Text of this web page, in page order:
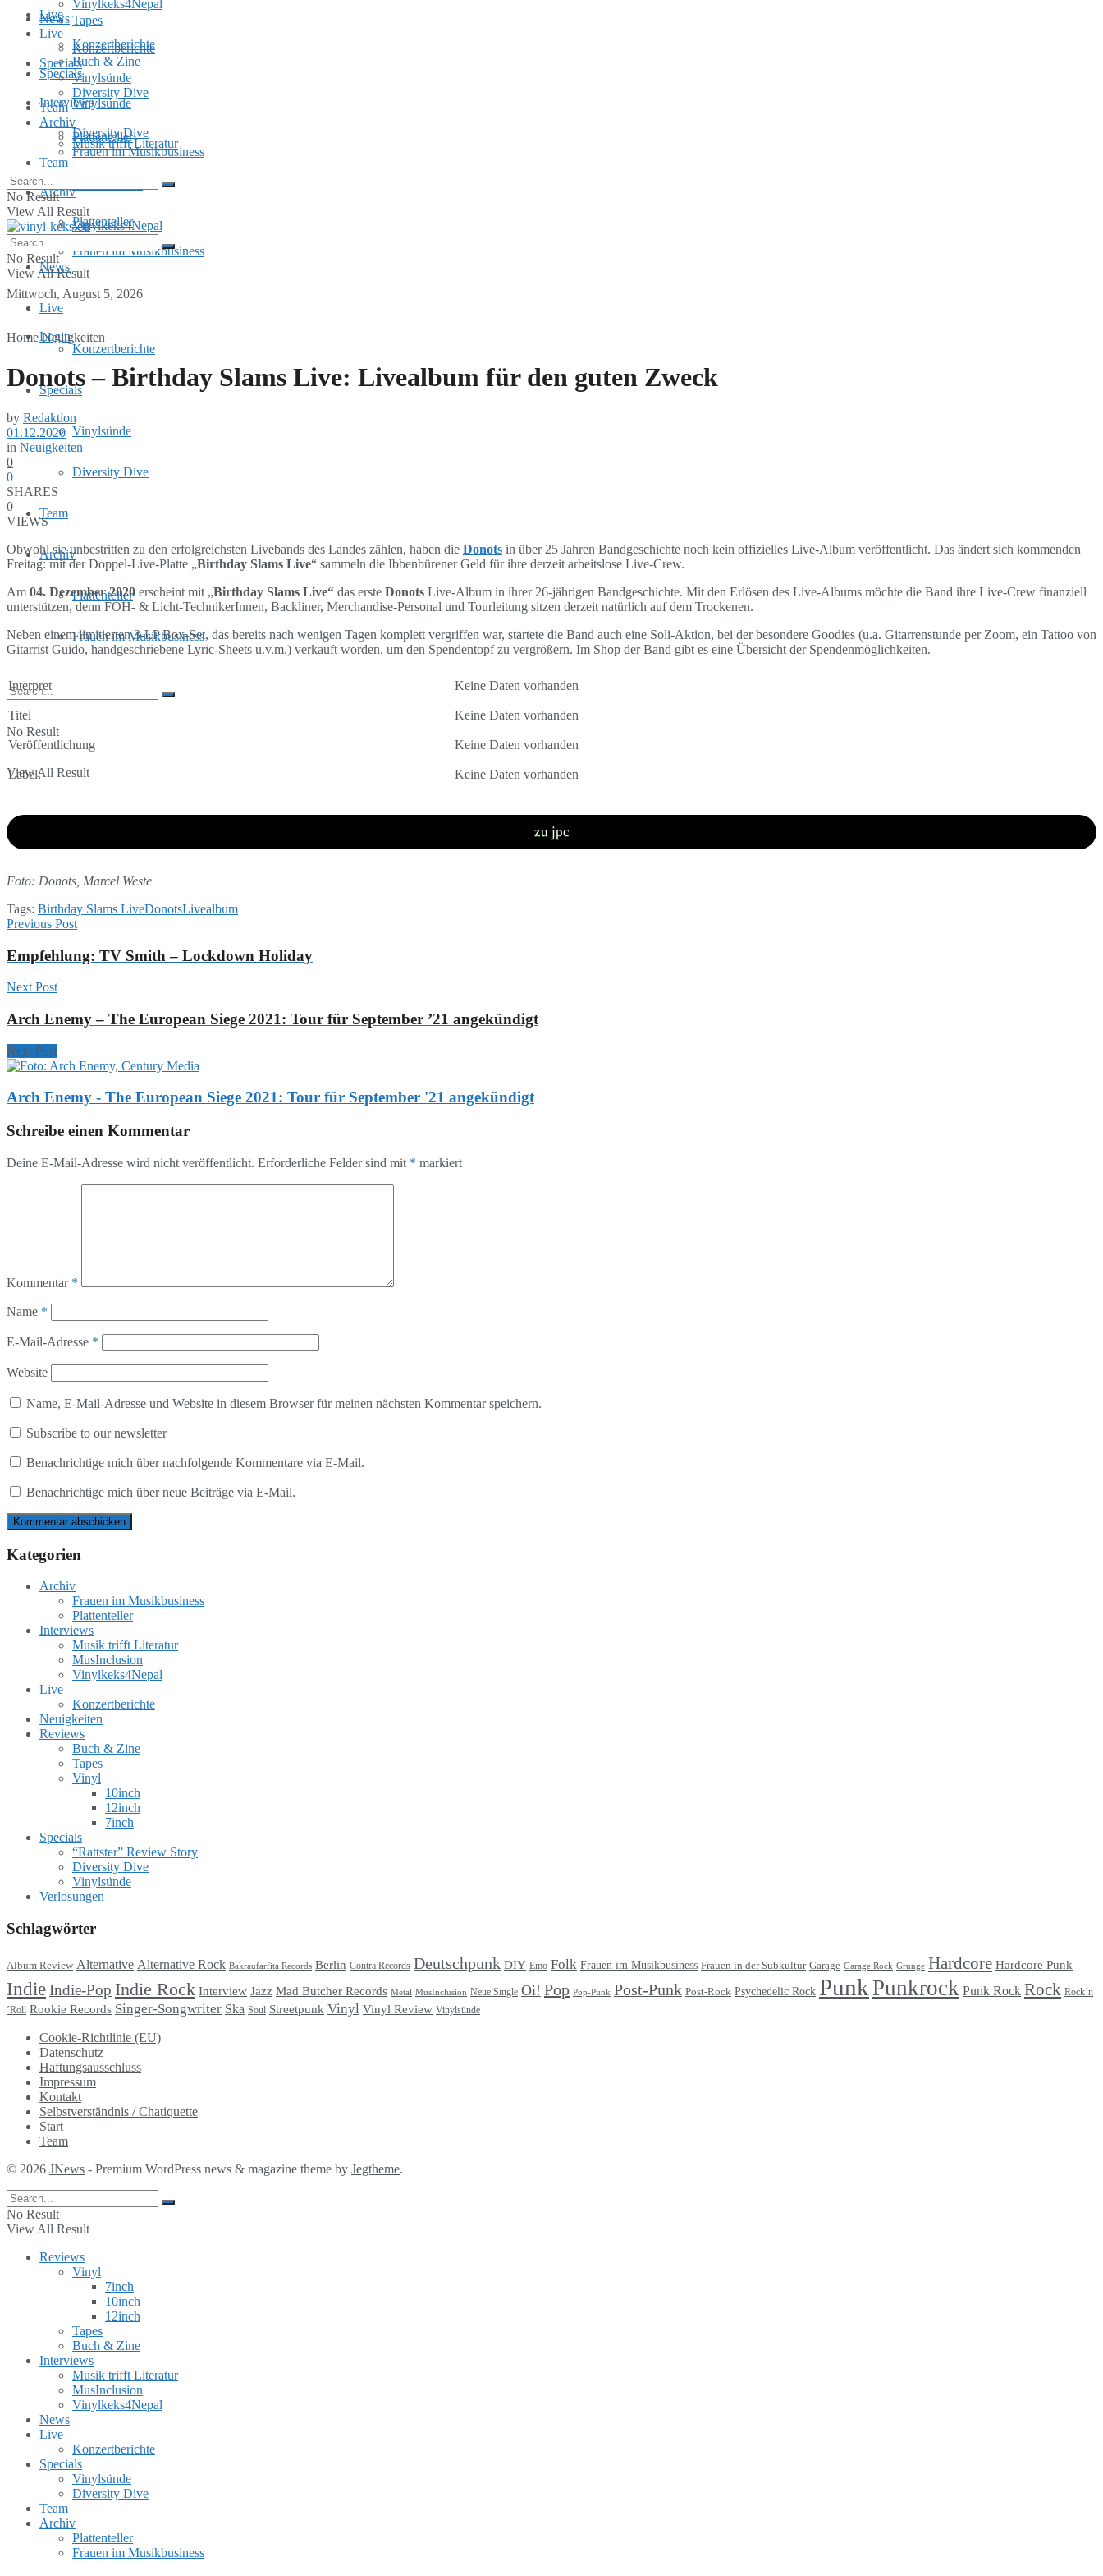
Live
Konzertberichte
Specials
Vinylsünde
Diversity Dive
Team
Archiv
Plattenteller
Frauen im Musikbusiness
Mittwoch, August 5, 2026
Login
Tapes
Buch & Zine
Interviews
Musik trifft Literatur
Vinylkeks4Nepal
News
Live
Konzertberichte
Specials
Vinylsünde
Diversity Dive
Team
Archiv
Plattenteller
Frauen im Musikbusiness
No Result
View All Result
Vinylkeks4Nepal
News
Live
Konzertberichte
Specials
Vinylsünde
Diversity Dive
Team
Archiv
Plattenteller
Frauen im Musikbusiness
No Result
View All Result
No Result
View All Result
Home Neuigkeiten
Donots – Birthday Slams Live: Livealbum für den guten Zweck
by Redaktion
01.12.2020
in Neuigkeiten
0
0
SHARES
0
VIEWS
Obwohl sie unbestritten zu den erfolgreichsten Livebands des Landes zählen, haben die Donots in über 25 Jahren Bandgeschichte noch kein offizielles Live-Album veröffentlicht. Das ändert sich kommenden
Freitag: mit der Doppel-Live-Platte „Birthday Slams Live“ sammeln die Ibbenbürener Geld für ihre derzeit arbeitslose Live-Crew.
Am 04. Dezember 2020 erscheint mit „Birthday Slams Live“ das erste Donots Live-Album in ihrer 26-jährigen Bandgeschichte. Mit den Erlösen des Live-Albums möchte die Band ihre Live-Crew finanziell
unterstützen, denn FOH- & Licht-TechnikerInnen, Backliner, Merchandise-Personal und Tourleitung sitzen derzeit natürlich auf dem Trockenen.
Neben einem limitierten 3-LP Box-Set, das bereits nach wenigen Tagen komplett vergriffen war, startete die Band auch eine Soli-Aktion, bei der besondere Goodies (u.a. Gitarrenstunde per Zoom, ein Tattoo von
Gitarrist Guido, handgeschriebene Lyric-Sheets u.v.m.) verkauft worden, um den Spendentopf zu vergrößern. Im Shop der Band gibt es eine Übersicht der Spendenmöglichkeiten.
Interpret Keine Daten vorhanden
Titel Keine Daten vorhanden
Veröffentlichung Keine Daten vorhanden
Label: Keine Daten vorhanden
zu jpc
Foto: Donots, Marcel Weste
Tags: Birthday Slams LiveDonotsLivealbum
Previous Post
Empfehlung: TV Smith – Lockdown Holiday
Next Post
Arch Enemy – The European Siege 2021: Tour für September ’21 angekündigt
Next Post
Arch Enemy - The European Siege 2021: Tour für September '21 angekündigt
Schreibe einen Kommentar
Deine E-Mail-Adresse wird nicht veröffentlicht. Erforderliche Felder sind mit * markiert
Kommentar *
Name *
E-Mail-Adresse *
Website
Name, E-Mail-Adresse und Website in diesem Browser für meinen nächsten Kommentar speichern.
Subscribe to our newsletter
Benachrichtige mich über nachfolgende Kommentare via E-Mail.
Benachrichtige mich über neue Beiträge via E-Mail.
Kategorien
Archiv
Frauen im Musikbusiness
Plattenteller
Interviews
Musik trifft Literatur
MusInclusion
Vinylkeks4Nepal
Live
Konzertberichte
Neuigkeiten
Reviews
Buch & Zine
Tapes
Vinyl
10inch
12inch
7inch
Specials
“Rattster” Review Story
Diversity Dive
Vinylsünde
Verlosungen
Schlagwörter
Album Review Alternative Alternative Rock Bakraufarfita Records Berlin Contra Records Deutschpunk DIY Emo Folk Frauen im Musikbusiness Frauen in der Subkultur Garage Garage Rock Grunge Hardcore Hardcore Punk
IndieIndie-Pop Indie Rock Interview Jazz Mad Butcher Records Metal MusInclusion Neue Single Oi! Pop Pop-Punk Post-Punk Post-Rock Psychedelic Rock PunkPunkrock Punk Rock Rock Rock´n
´Roll Rookie Records Singer-Songwriter Ska Soul Streetpunk Vinyl Vinyl Review Vinylsünde
Cookie-Richtlinie (EU)
Datenschutz
Haftungsausschluss
Impressum
Kontakt
Selbstverständnis / Chatiquette
Start
Team
© 2026 JNews - Premium WordPress news & magazine theme by Jegtheme.
No Result
View All Result
Reviews
Vinyl
7inch
10inch
12inch
Tapes
Buch & Zine
Interviews
Musik trifft Literatur
MusInclusion
Vinylkeks4Nepal
News
Live
Konzertberichte
Specials
Vinylsünde
Diversity Dive
Team
Archiv
Plattenteller
Frauen im Musikbusiness